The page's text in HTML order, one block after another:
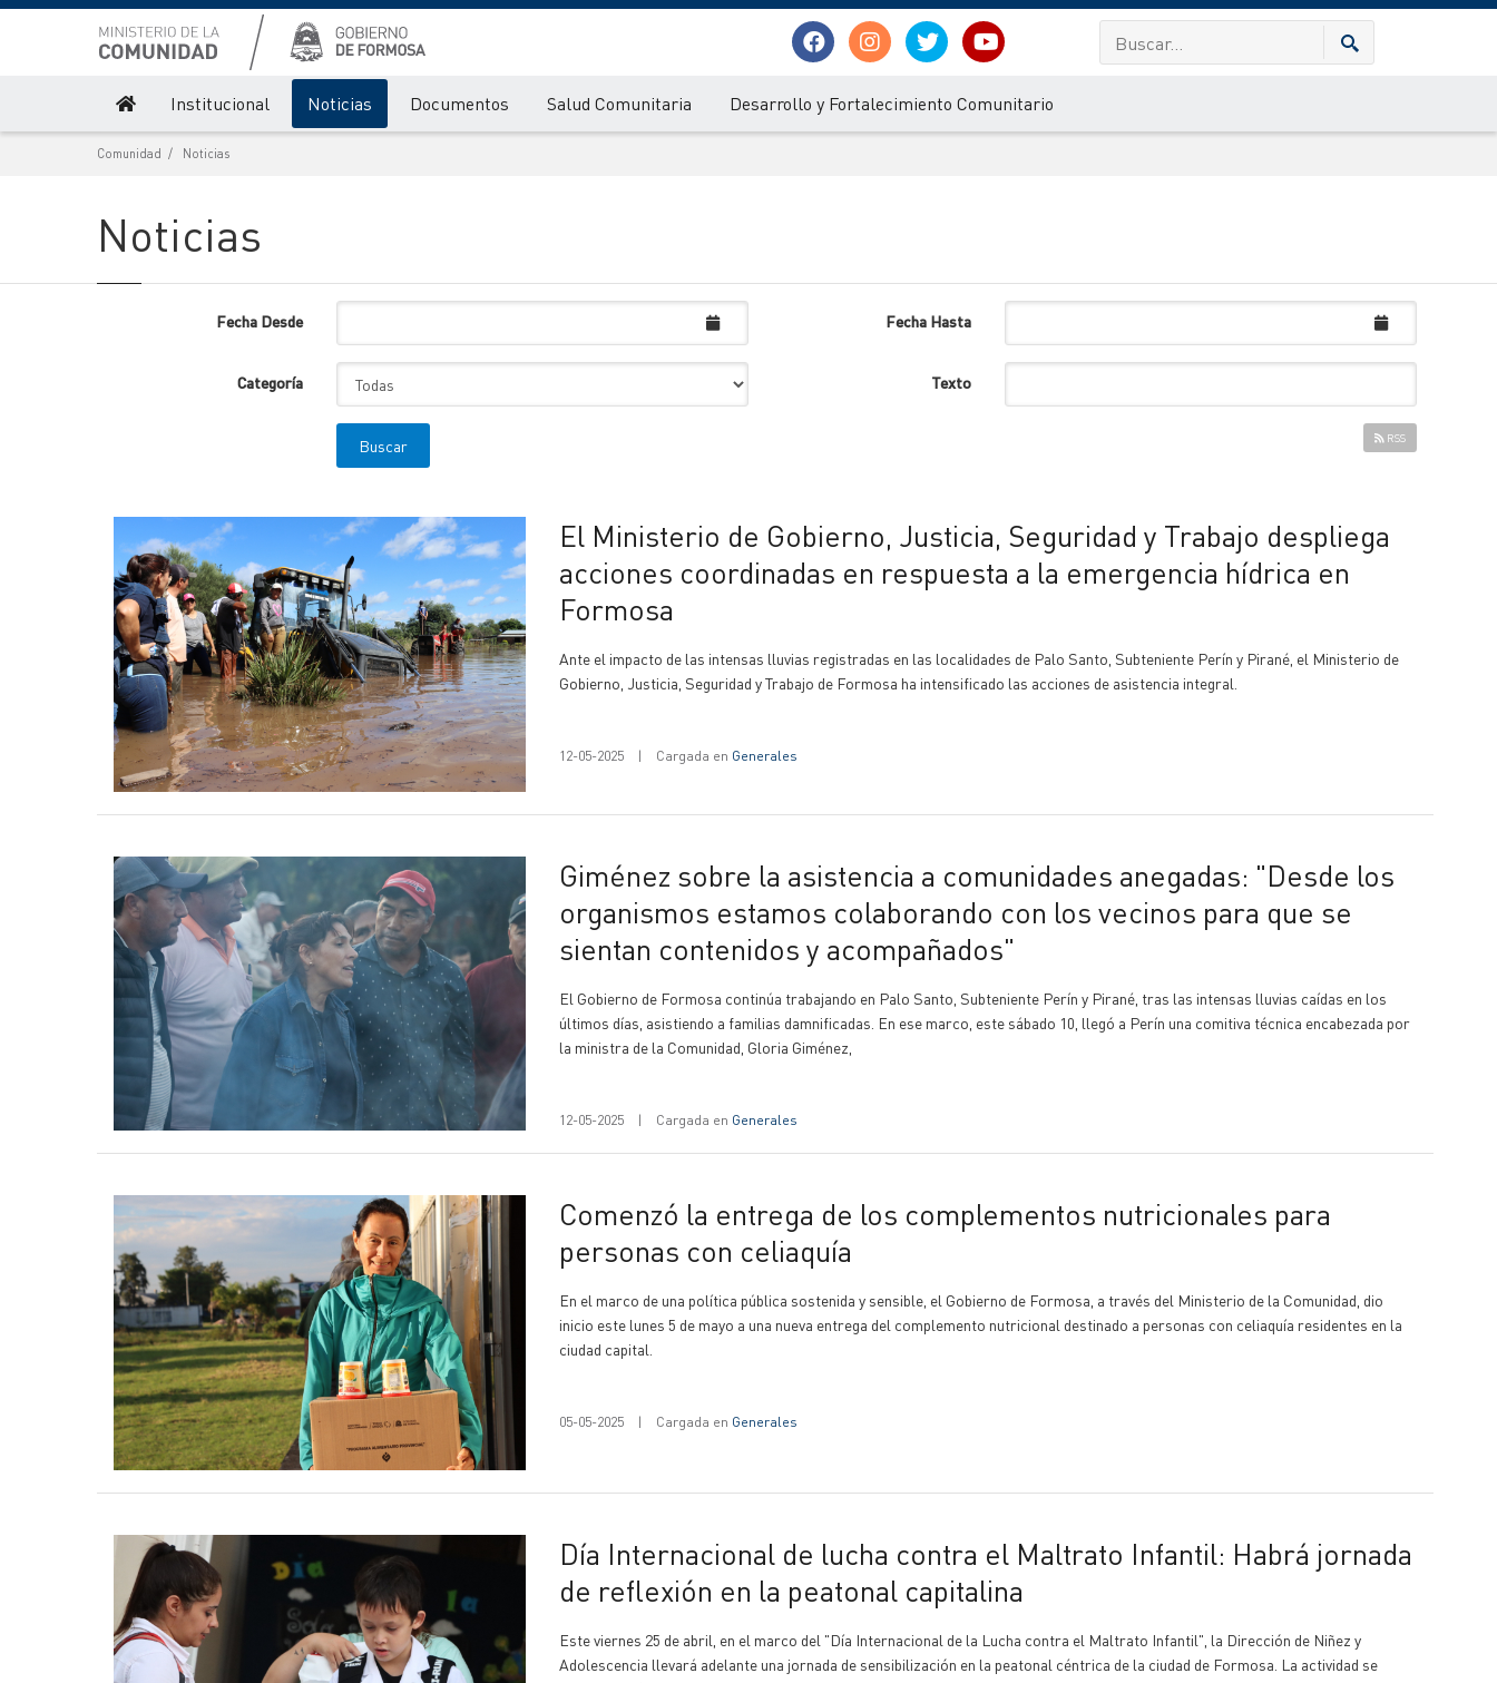
Institucional Noticias Documentos Salud Comunitaria Desarrollo y Fortalecimiento Comunitario
Comunidad Noticias
Noticias
Fecha Desde Fecha Hasta
Categoría Texto
RSS
El Ministerio de Gobierno, Justicia, Seguridad y Trabajo despliega
acciones coordinadas en respuesta a la emergencia hídrica en
Formosa
Ante el impacto de las intensas lluvias registradas en las localidades de Palo Santo, Subteniente Perín y Pirané, el Ministerio de
Gobierno, Justicia, Seguridad y Trabajo de Formosa ha intensificado las acciones de asistencia integral.
12-05-2025 | Cargada en Generales
Giménez sobre la asistencia a comunidades anegadas: "Desde los
organismos estamos colaborando con los vecinos para que se
sientan contenidos y acompañados"
El Gobierno de Formosa continúa trabajando en Palo Santo, Subteniente Perín y Pirané, tras las intensas lluvias caídas en los
últimos días, asistiendo a familias damnificadas. En ese marco, este sábado 10, llegó a Perín una comitiva técnica encabezada por
la ministra de la Comunidad, Gloria Giménez,
12-05-2025 | Cargada en Generales
Comenzó la entrega de los complementos nutricionales para
personas con celiaquía
En el marco de una política pública sostenida y sensible, el Gobierno de Formosa, a través del Ministerio de la Comunidad, dio
inicio este lunes 5 de mayo a una nueva entrega del complemento nutricional destinado a personas con celiaquía residentes en la
ciudad capital.
05-05-2025 | Cargada en Generales
Día Internacional de lucha contra el Maltrato Infantil: Habrá jornada
de reflexión en la peatonal capitalina
Este viernes 25 de abril, en el marco del "Día Internacional de la Lucha contra el Maltrato Infantil", la Dirección de Niñez y
Adolescencia llevará adelante una jornada de sensibilización en la peatonal céntrica de la ciudad de Formosa. La actividad se